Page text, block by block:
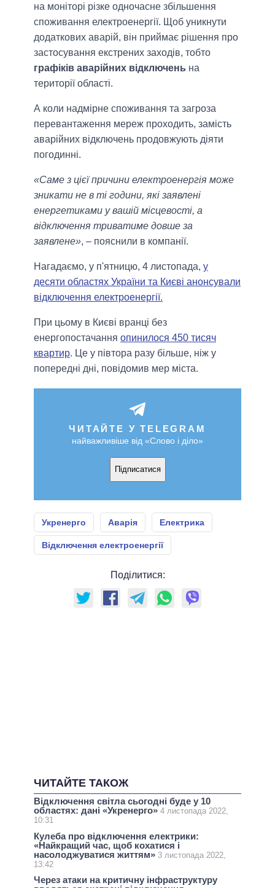
на моніторі різке одночасне збільшення
споживання електроенергії. Щоб уникнути
додаткових аварій, він приймає рішення про
застосування екстрених заходів, тобто
графіків аварійних відключень на
території області.
А коли надмірне споживання та загроза
перевантаження мереж проходить, замість
аварійних відключень продовжують діяти
погодинні.
«Саме з цієї причини електроенергія може
зникати не в ті години, які заявлені
енергетиками у вашій місцевості, а
відключення триватиме довше за
заявлене», – пояснили в компанії.
Нагадаємо, у п'ятницю, 4 листопада, у
десяти областях України та Києві анонсували
відключення електроенергії.
При цьому в Києві вранці без
енергопостачання опинилося 450 тисяч
квартир. Це у півтора разу більше, ніж у
попередні дні, повідомив мер міста.
ЧИТАЙТЕ У TELEGRAM
найважливіше від «Слово і діло»
Підписатися
Укренерго Аварія Електрика
Відключення електроенергії
Поділитися:
ЧИТАЙТЕ ТАКОЖ
Відключення світла сьогодні буде у 10
областях: дані «Укренерго» 4 листопада 2022,
10:31
Кулеба про відключення електрики:
«Найкращий час, щоб кохатися і
насолоджуватися життям» 3 листопада 2022,
13:42
Через атаки на критичну інфраструктуру